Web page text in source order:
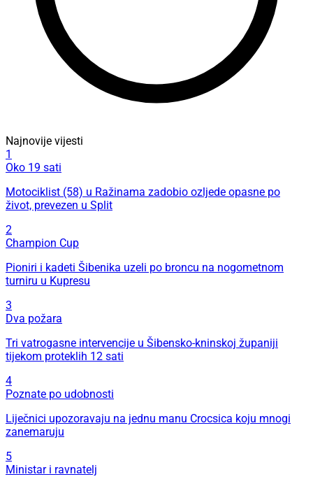
Najnovije vijesti
1
Oko 19 sati
Motociklist (58) u Ražinama zadobio ozljede opasne po
život, prevezen u Split
2
Champion Cup
Pioniri i kadeti Šibenika uzeli po broncu na nogometnom
turniru u Kupresu
3
Dva požara
Tri vatrogasne intervencije u Šibensko-kninskoj županiji
tijekom proteklih 12 sati
4
Poznate po udobnosti
Liječnici upozoravaju na jednu manu Crocsica koju mnogi
zanemaruju
5
Ministar i ravnatelj